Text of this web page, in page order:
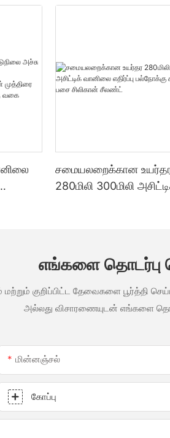
சமையலறைக்கான
280மிலி 300மிலி
எங்களை
குறிப்பிட்ட தேவைகளை பூர்த்தி
அல்லது விசாரணையுடன் எங்களை
மின்னஞ்சல்
கோப்பு